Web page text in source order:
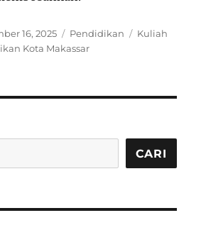
16, 2025 Categories
Pendidikan Tags
Kuliah
Kota Makassar
CARI